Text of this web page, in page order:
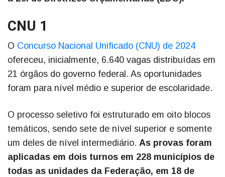
CNU 1
O Concurso Nacional Unificado (CNU) de 2024
ofereceu, inicialmente, 6.640 vagas distribuídas em
21 órgãos do governo federal. As oportunidades
foram para nível médio e superior de escolaridade.
O processo seletivo foi estruturado em oito blocos
temáticos, sendo sete de nível superior e somente
um deles de nível intermediário. As provas foram
aplicadas em dois turnos em 228 municípios de
todas as unidades da Federação, em 18 de